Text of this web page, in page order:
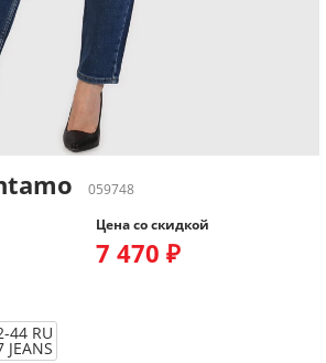
059748
Цена со скидкой
7 470 ₽
44 RU
JEANS